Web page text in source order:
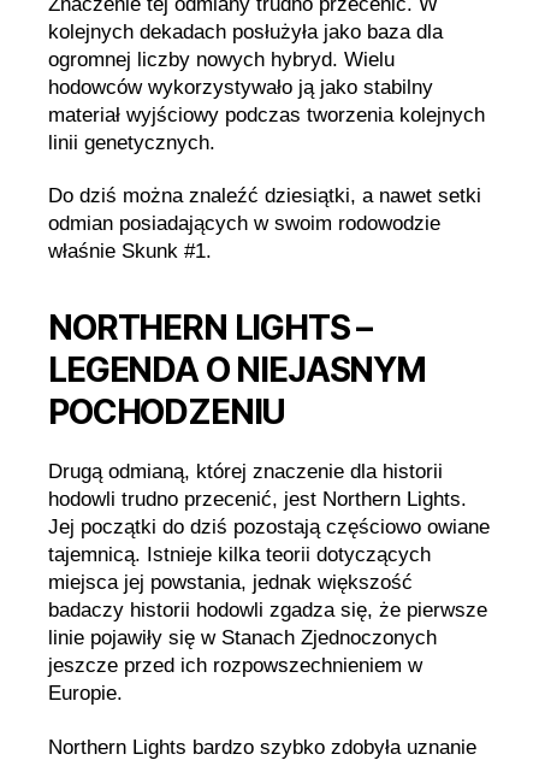
kolejnych dekadach posłużyła jako baza dla
ogromnej liczby nowych hybryd. Wielu
hodowców wykorzystywało ją jako stabilny
materiał wyjściowy podczas tworzenia kolejnych
linii genetycznych.
Do dziś można znaleźć dziesiątki, a nawet setki
odmian posiadających w swoim rodowodzie
właśnie Skunk #1.
NORTHERN LIGHTS –
LEGENDA O NIEJASNYM
POCHODZENIU
Drugą odmianą, której znaczenie dla historii
hodowli trudno przecenić, jest Northern Lights.
Jej początki do dziś pozostają częściowo owiane
tajemnicą. Istnieje kilka teorii dotyczących
miejsca jej powstania, jednak większość
badaczy historii hodowli zgadza się, że pierwsze
linie pojawiły się w Stanach Zjednoczonych
jeszcze przed ich rozpowszechnieniem w
Europie.
Northern Lights bardzo szybko zdobyła uznanie